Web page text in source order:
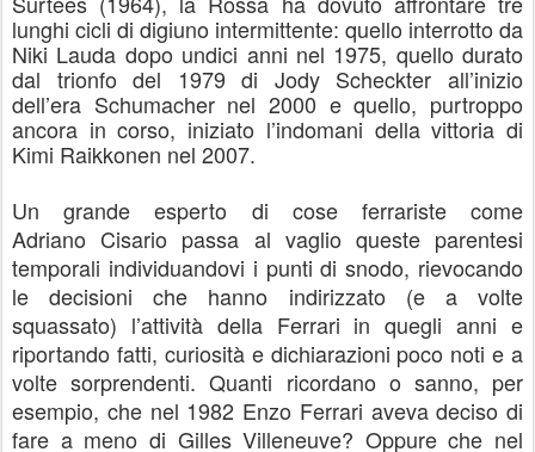
lunghi cicli di digiuno intermittente: quello interrotto da
Niki Lauda dopo undici anni nel 1975, quello durato
dal trionfo del 1979 di Jody Scheckter all’inizio
dell’era Schumacher nel 2000 e quello, purtroppo
ancora in corso, iniziato l’indomani della vittoria di
Kimi Raikkonen nel 2007.
Un grande esperto di cose ferrariste come
Adriano Cisario passa al vaglio queste parentesi
temporali individuandovi i punti di snodo, rievocando
le decisioni che hanno indirizzato (e a volte
squassato) l’attività della Ferrari in quegli anni e
riportando fatti, curiosità e dichiarazioni poco noti e a
volte sorprendenti. Quanti ricordano o sanno, per
esempio, che nel 1982 Enzo Ferrari aveva deciso di
fare a meno di Gilles Villeneuve? Oppure che nel